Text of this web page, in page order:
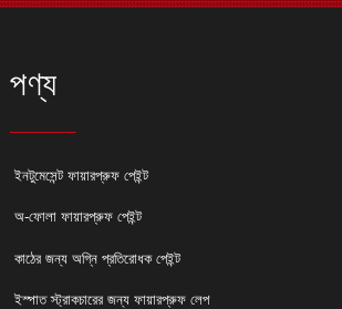
পণ্য
ইনটুমেসেন্ট ফায়ারপ্রুফ পেইন্ট
অ-ফোলা ফায়ারপ্রুফ পেইন্ট
কাঠের জন্য অগ্নি প্রতিরোধক পেইন্ট
ইস্পাত স্ট্রাকচারের জন্য ফায়ারপ্রুফ লেপ